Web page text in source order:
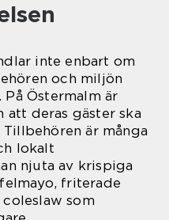
inte enbart om
och miljön
Östermalm är
att deras gäster ska
är många
lokalt
njuta av krispiga
friterade
som